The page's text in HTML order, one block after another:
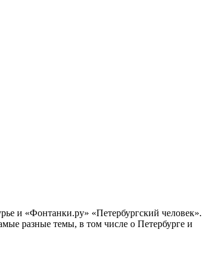
и «Фонтанки.ру» «Петербургский человек».
разные темы, в том числе о Петербурге и